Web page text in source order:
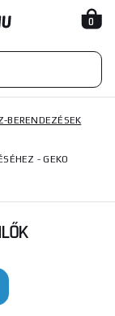
0
BERENDEZÉSEK
- GEKO